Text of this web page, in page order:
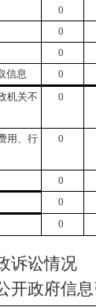
0
0
0
信息 0
机关不
0
用、行
0
0
0
0
诉讼情况
政府信